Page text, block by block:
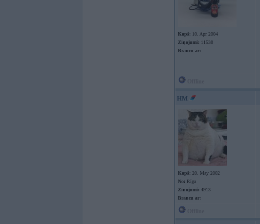
Kopš: 10. Apr 2004
Ziņojumi: 11538
Braucu ar:
HM
Kopš: 20. May 2002
No: Rīga
Ziņojumi: 4913
Braucu ar: